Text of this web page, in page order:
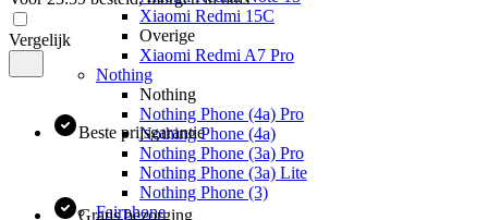
Xiaomi Redmi 15C
Overige
Xiaomi Redmi A7 Pro
Nothing
Nothing
Nothing Phone (4a) Pro
Nothing Phone (4a)
Nothing Phone (3a) Pro
Nothing Phone (3a) Lite
Nothing Phone (3)
Fairphone
Vergelijk
Beste prijsgarantie
Gratis bezorging